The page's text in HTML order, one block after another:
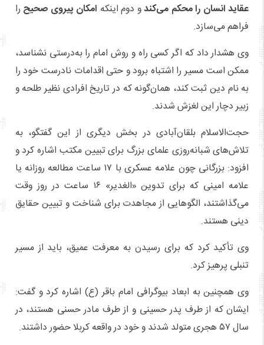
عقاید انسان را محکم می‌کندو دوم اینکه امکان پیروی صحیح را
فراهم می‌سازد.
وی هشدار داد که اگر کسی راه و روش امام را به‌درستی نشناسد،
ممکن است مسیر را اشتباه برود و حتی اقدامات نادرست خود را
به نام دین ثبت کند، همان‌گونه که در تاریخ افرادی نظیر طلحه و
زبیر دچار این لغزش شدند.
حجت‌الاسلام بلقان‌آبادی در بخش دیگری از این گفتگو، به
تلاش‌های شبانه‌روزی علمای بزرگ برای تبیین مکتب اشاره کرد و
افزود: بزرگانی چون علامه عسکری با ۱۷ ساعت مطالعه روزانه یا
علامه امینی که برای تدوین «الغدیر» ۱۶ ساعت در روز وقت
می‌گذاشتند، الگوهایی از مجاهدت برای شناخت و تبیین حقایق
دینی هستند.
وی تأکید کرد که برای رسیدن به معرفت عمیق، باید از مسیر
تنبلی پرهیز کرد.
وی همچنین به ابعاد بیوگرافی امام باقر (ع) اشاره کرد و گفت:
ایشان که از طرف پدر حسینی و از طرف مادر حسنی هستند، در
سال ۵۷ هجری متولد شدند و خود در واقعه کربلا حضور داشتند.